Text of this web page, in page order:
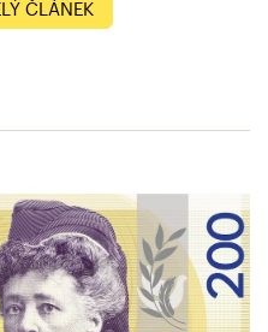
ČLÁNEK